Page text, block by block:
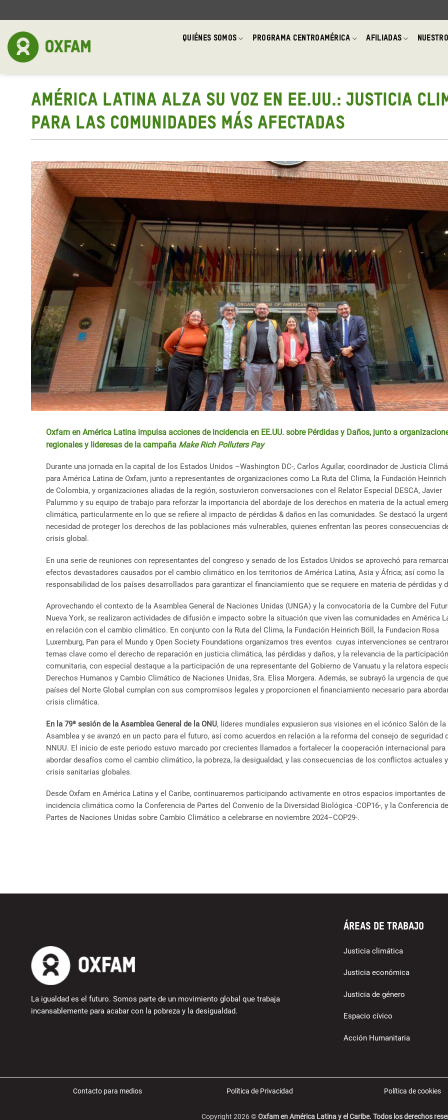
to
content
QUIÉNES SOMOS PROGRAMA CENTROAMÉRICA AFILIADAS
AMÉRICA LATINA ALZA SU VOZ EN EE.UU.: JUSTICIA
PARA LAS COMUNIDADES MÁS AFECTADAS
Oxfam en América Latina impulsa acciones de incidencia en EE.UU. sobre Pérdidas y Daños, junto a
regionales y lideresas de la campaña Make Rich Polluters Pay
Durante una jornada en la capital de los Estados Unidos –Washington DC-, Carlos Aguilar, coordinador de Justicia
para América Latina de Oxfam, junto a representantes de organizaciones como La Ruta del Clima, la Fundación
de Colombia, y organizaciones aliadas de la región, sostuvieron conversaciones con el Relator Especial DESCA, Javier
Palummo y su equipo de trabajo para reforzar la importancia del abordaje de los derechos en materia de la actual
climática, particularmente en lo que se refiere al impacto de pérdidas & daños en las comunidades. Se destacó la
necesidad de proteger los derechos de las poblaciones más vulnerables, quienes enfrentan las peores consecuencias
crisis global.
En una serie de reuniones con representantes del congreso y senado de los Estados Unidos se aprovechó para
efectos devastadores causados por el cambio climático en los territorios de América Latina, Asia y África; así como la
responsabilidad de los países desarrollados para garantizar el financiamiento que se requiere en materia de pérdidas y
Aprovechando el contexto de la Asamblea General de Naciones Unidas (UNGA) y la convocatoria de la Cumbre del
Nueva York, se realizaron actividades de difusión e impacto sobre la situación que viven las comunidades en América
en relación con el cambio climático. En conjunto con la Ruta del Clima, la Fundación Heinrich Böll, la Fundacion Rosa
Luxemburg, Pan para el Mundo y Open Society Foundations organizamos tres eventos cuyas intervenciones se
temas clave como el derecho de reparación en justicia climática, las pérdidas y daños, y la relevancia de la participación
comunitaria, con especial destaque a la participación de una representante del Gobierno de Vanuatu y la relatora
Derechos Humanos y Cambio Climático de Naciones Unidas, Sra. Elisa Morgera. Además, se subrayó la urgencia de
países del Norte Global cumplan con sus compromisos legales y proporcionen el financiamiento necesario para
crisis climática.
En la 79ª sesión de la Asamblea General de la ONU, líderes mundiales expusieron sus visiones en el icónico Salón de la
Asamblea y se avanzó en un pacto para el futuro, así como acuerdos en relación a la reforma del consejo de seguridad
NNUU. El inicio de este periodo estuvo marcado por crecientes llamados a fortalecer la cooperación internacional para
abordar desafíos como el cambio climático, la pobreza, la desigualdad, y las consecuencias de los conflictos actuales
crisis sanitarias globales.
Desde Oxfam en América Latina y el Caribe, continuaremos participando activamente en otros espacios importantes de
incidencia climática como la Conferencia de Partes del Convenio de la Diversidad Biológica -COP16-, y la Conferencia de
Partes de Naciones Unidas sobre Cambio Climático a celebrarse en noviembre 2024–COP29-.
La igualdad es el futuro. Somos parte de un movimiento global que trabaja
incansablemente para acabar con la pobreza y la desigualdad.
Áreas de trabajo
Justicia climática
Justicia económica
Justicia de género
Espacio cívico
Acción Humanitaria
Contacto para medios Política de Privacidad Política de cookies
Copyright 2026 ©Oxfam en América Latina y el Caribe. Todos los derechos